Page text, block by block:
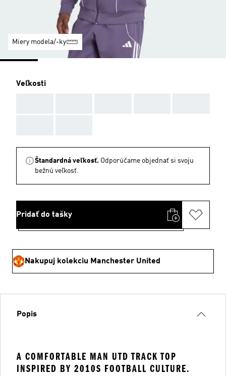
Miery modela/-ky
Veľkosti
Štandardná veľkosť. Odporúčame objednať si svoju
bežnú veľkosť.
Pridať do tašky
Nakupuj kolekciu Manchester United
Popis
A COMFORTABLE MAN UTD TRACK TOP
INSPIRED BY 2010S FOOTBALL CULTURE.